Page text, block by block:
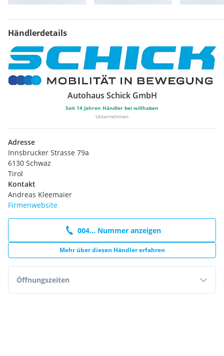
Händlerdetails
Autohaus Schick GmbH
Seit 14 Jahren Händler bei willhaben
Unternehmen
Adresse
Innsbrucker Strasse 79a
6130 Schwaz
Tirol
Kontakt
Andreas Kleemaier
Firmenwebsite
004... Nummer anzeigen
Mehr über diesen Händler erfahren
Öffnungszeiten